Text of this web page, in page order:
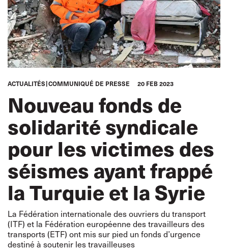
ACTUALITÉS COMMUNIQUÉ DE PRESSE 20 FEB 2023
Nouveau fonds de
solidarité syndicale
pour les victimes des
séismes ayant frappé
la Turquie et la Syrie
La Fédération internationale des ouvriers du transport
(ITF) et la Fédération européenne des travailleurs des
transports (ETF) ont mis sur pied un fonds d’urgence
destiné à soutenir les travailleuses